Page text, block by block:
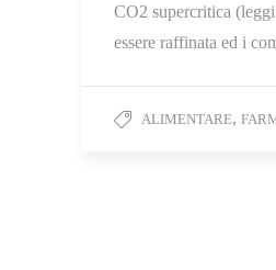
CO2 supercritica
essere raffinata ed i
ALIMENTARE,